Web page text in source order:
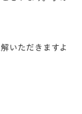
いただきますよ